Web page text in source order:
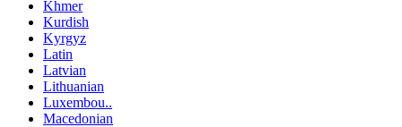
Khmer
Kurdish
Kyrgyz
Latin
Latvian
Lithuanian
Luxembou..
Macedonian